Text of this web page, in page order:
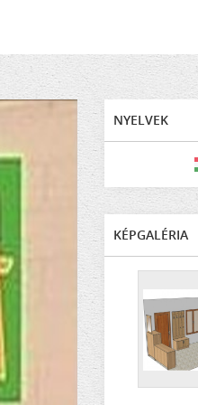
NYELVEK
KÉPGALÉRIA